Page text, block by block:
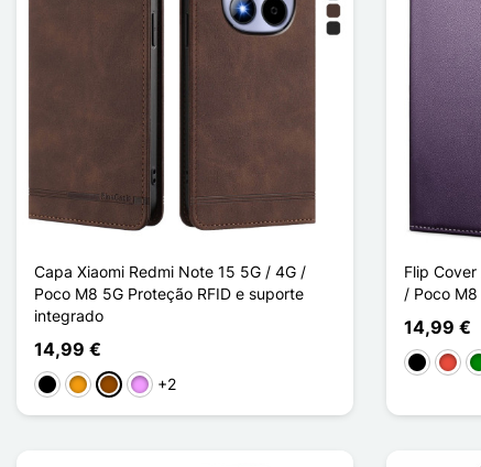
Capa Xiaomi Redmi Note 15 5G / 4G /
Poco M8 5G Proteção RFID e suporte
integrado
14,99 €
PretoLaranjaCastanhoVioleta ligeira
+2
Flip
/ Poco M8
14,99 €
Preto